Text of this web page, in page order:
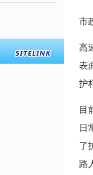
市
高
表
护
目
日
了
路